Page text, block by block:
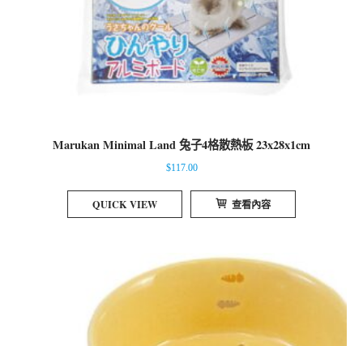
Marukan Minimal Land 兔子4格散熱板 23x28x1cm
$117.00
QUICK VIEW 查看內容